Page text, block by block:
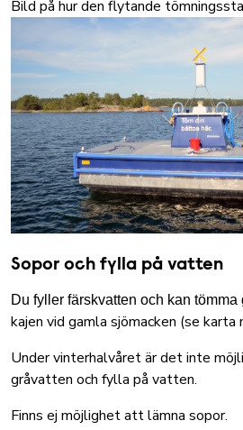
Bild på hur den flytande
Sopor och fylla på vatten
Du fyller färskvatten och kan tömma
kajen vid gamla sjömacken (se karta
Under vinterhalvåret är det inte
gråvatten och fylla på vatten.
Finns ej möjlighet att lämna sopor.